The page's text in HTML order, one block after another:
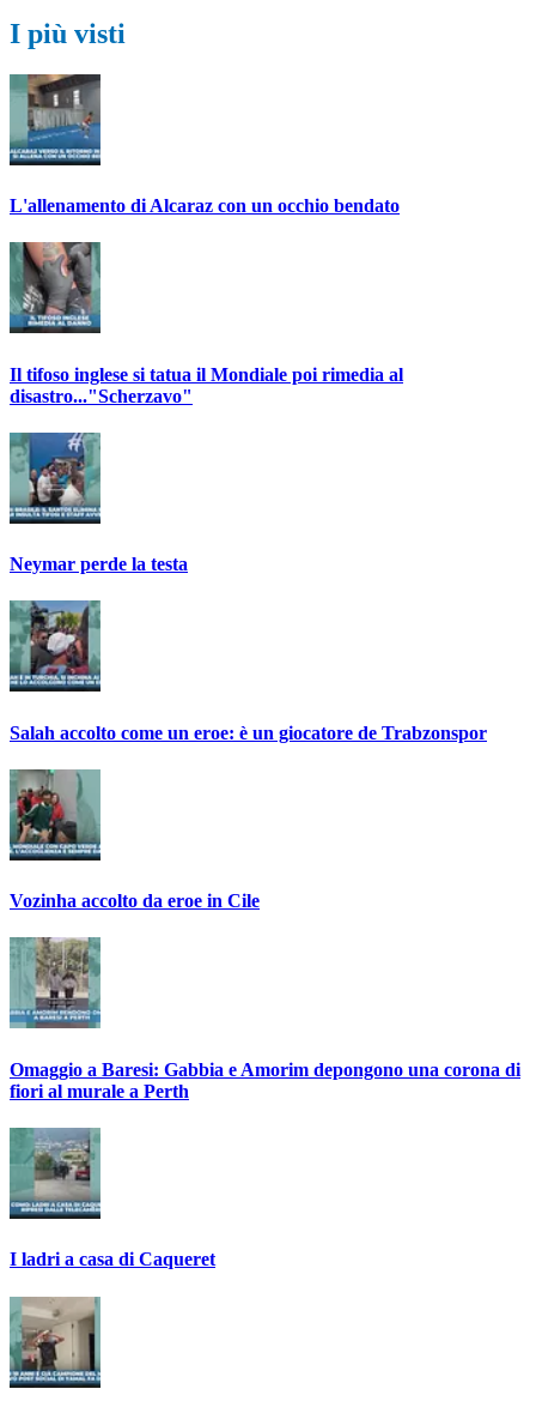
I più visti
L'allenamento di Alcaraz con un occhio bendato
Il tifoso inglese si tatua il Mondiale poi rimedia al
disastro..."Scherzavo"
Neymar perde la testa
Salah accolto come un eroe: è un giocatore de Trabzonspor
Vozinha accolto da eroe in Cile
Omaggio a Baresi: Gabbia e Amorim depongono una corona di
fiori al murale a Perth
I ladri a casa di Caqueret